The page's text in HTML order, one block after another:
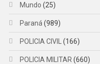
Mundo (25)
Paraná (989)
POLICIA CIVIL (166)
POLICIA MILITAR (660)